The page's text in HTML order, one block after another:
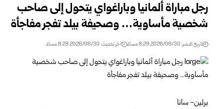
رجل مباراة ألمانيا وباراغواي يتحول إلى صاحب
شخصية مأساوية… وصحيفة بيلد تفجر مفاجأة
تاريخ النشر: 2026/06/30 8:29 مساءً اخر تحديث: 2026/06/30 8:29 مساءً
برلين- سانا